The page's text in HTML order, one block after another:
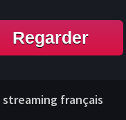
Regarder
français